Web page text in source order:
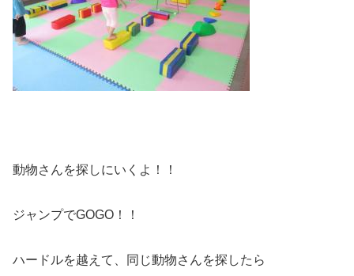
動物さんを探しにいくよ！！
ジャンプでGOGO！！
ハードルを越えて、同じ動物さんを探したら